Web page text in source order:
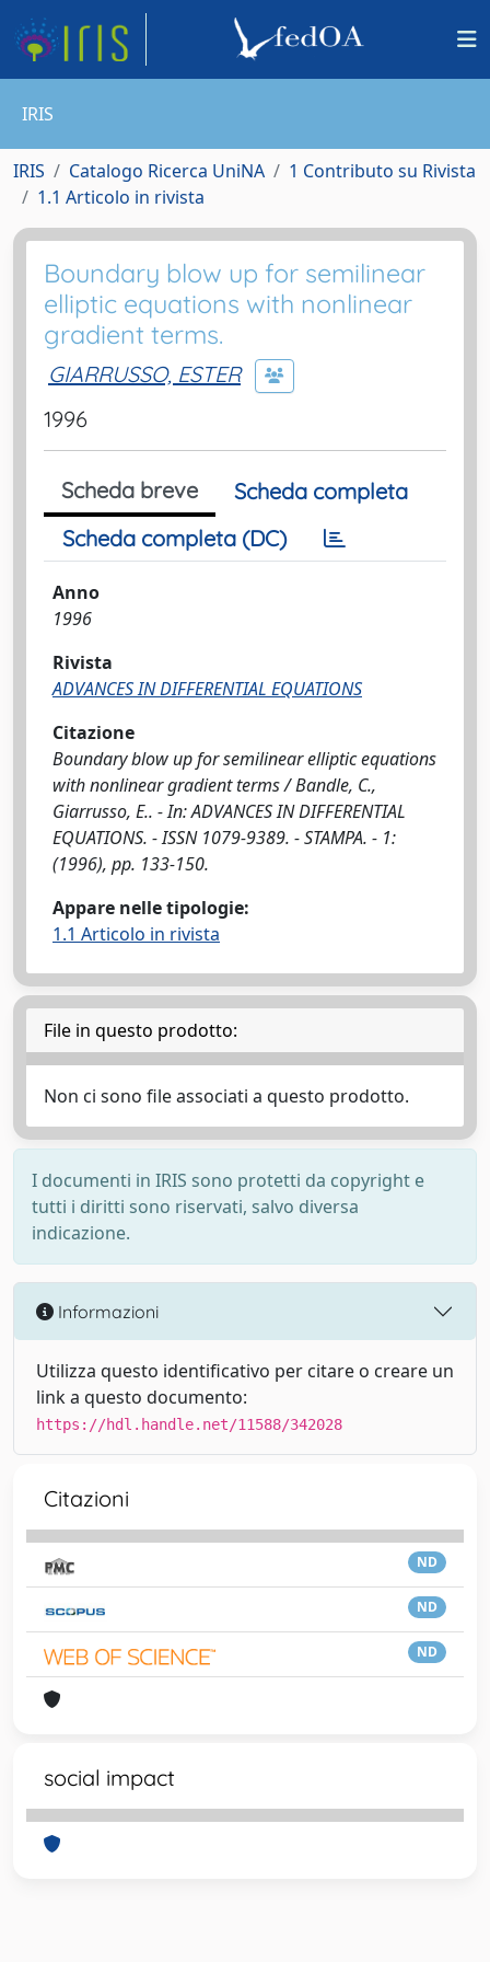
IRIS
IRIS Catalogo Ricerca UniNA
1 Contributo su Rivista
1.1 Articolo in rivista
Boundary blow up for semilinear
elliptic equations with nonlinear
gradient terms.
GIARRUSSO, ESTER
1996
Scheda breve
Scheda completa
Scheda completa (DC)
Anno
1996
Rivista
ADVANCES IN DIFFERENTIAL EQUATIONS
Citazione
Boundary blow up for semilinear elliptic equations
with nonlinear gradient terms / Bandle, C.,
Giarrusso, E.. - In: ADVANCES IN DIFFERENTIAL
EQUATIONS. - ISSN 1079-9389. - STAMPA. - 1:
(1996), pp. 133-150.
Appare nelle tipologie:
1.1 Articolo in rivista
File in questo prodotto:
Non ci sono file associati a questo prodotto.
I documenti in IRIS sono protetti da copyright e
tutti i diritti sono riservati, salvo diversa
indicazione.
Informazioni
Utilizza questo identificativo per citare o creare un
link a questo documento:
https://hdl.handle.net/11588/342028
Citazioni
ND
ND
ND
social impact